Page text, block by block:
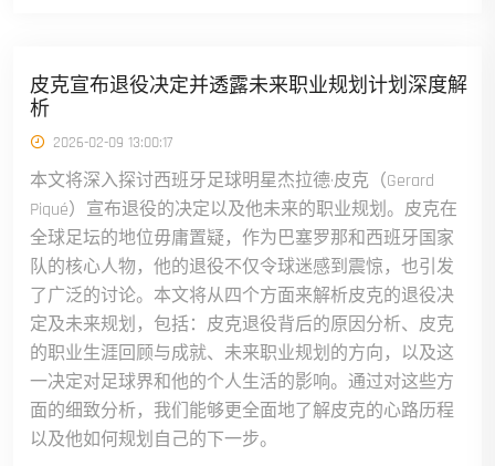
皮克宣布退役决定并透露未来职业规划计划深度解
析
2026-02-09 13:00:17
本文将深入探讨西班牙足球明星杰拉德·皮克（Gerard
Piqué）宣布退役的决定以及他未来的职业规划。皮克在
全球足坛的地位毋庸置疑，作为巴塞罗那和西班牙国家
队的核心人物，他的退役不仅令球迷感到震惊，也引发
了广泛的讨论。本文将从四个方面来解析皮克的退役决
定及未来规划，包括：皮克退役背后的原因分析、皮克
的职业生涯回顾与成就、未来职业规划的方向，以及这
一决定对足球界和他的个人生活的影响。通过对这些方
面的细致分析，我们能够更全面地了解皮克的心路历程
以及他如何规划自己的下一步。